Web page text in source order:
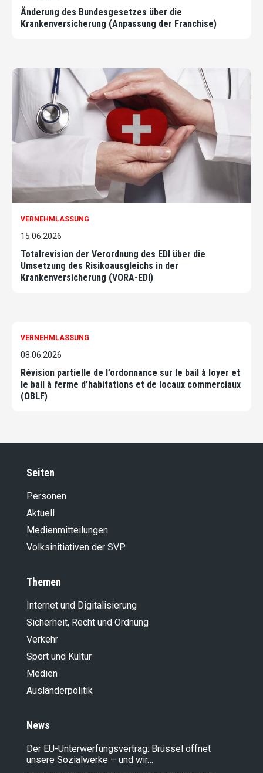
Änderung des Bundesgesetzes über die
Krankenversicherung (Anpassung der Franchise)
VERNEHMLASSUNG
15.06.2026
Totalrevision der Verordnung des EDI über die
Umsetzung des Risikoausgleichs in der
Krankenversicherung (VORA-EDI)
VERNEHMLASSUNG
08.06.2026
Révision partielle de l’ordonnance sur le bail à loyer et
le bail à ferme d’habitations et de locaux commerciaux
(OBLF)
Seiten
Personen
Aktuell
Medienmitteilungen
Volksinitiativen der SVP
Themen
Internet und Digitalisierung
Sicherheit, Recht und Ordnung
Verkehr
Sport und Kultur
Medien
Ausländer­politik
News
Der EU-Unterwerfungsvertrag: Brüssel öffnet
unsere Sozialwerke – und wir…